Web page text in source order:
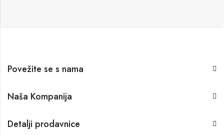
Povežite se s nama
Naša Kompanija
Detalji prodavnice